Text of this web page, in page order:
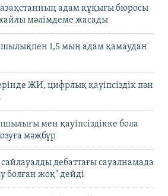
адам құқығы бюросы
мәлімдеме жасады
1,5 мың адам қамаудан
ЖИ, цифрлық қауіпсіздік пән
мен қауіпсіздікке бола
мәжбүр
дебаттағы сауалнамада
болған жоқ" дейді